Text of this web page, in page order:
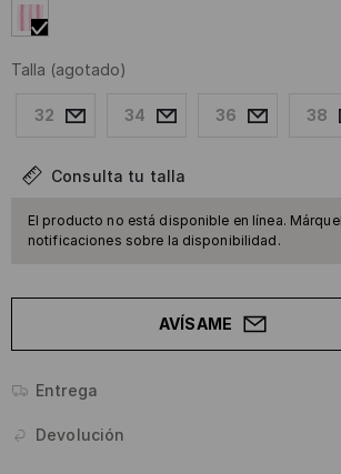
Talla (agotado)
32 34 36 38
Consulta tu talla
El producto no está disponible en línea.
notificaciones sobre la disponibilidad.
AVÍSAME
Entrega
Devolución